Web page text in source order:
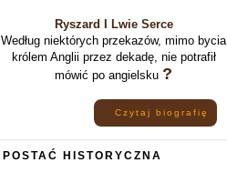
Ryszard I Lwie Serce
Według niektórych przekazów, mimo bycia
królem Anglii przez dekadę, nie potrafił
mówić po angielsku ?
Czytaj biografię
POSTAĆ HISTORYCZNA